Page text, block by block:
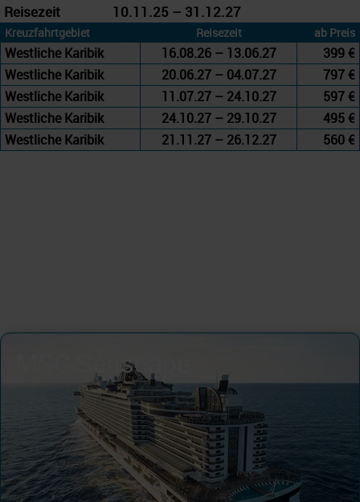
Reisezeit
10.11.25 – 31.12.27
Kreuzfahrtgebiet Reisezeit ab Preis
Westliche Karibik 16.08.26 – 13.06.27
399 €
Westliche Karibik
20.06.27 – 04.07.27
797 €
Westliche Karibik
11.07.27 – 24.10.27
597 €
Westliche Karibik
24.10.27 – 29.10.27
495 €
Westliche Karibik
21.11.27 – 26.12.27 560 €
MSC Seascape